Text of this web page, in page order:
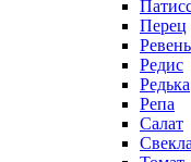
Перец
Ревень
Редис
Редька
Репа
Салат
Свекла